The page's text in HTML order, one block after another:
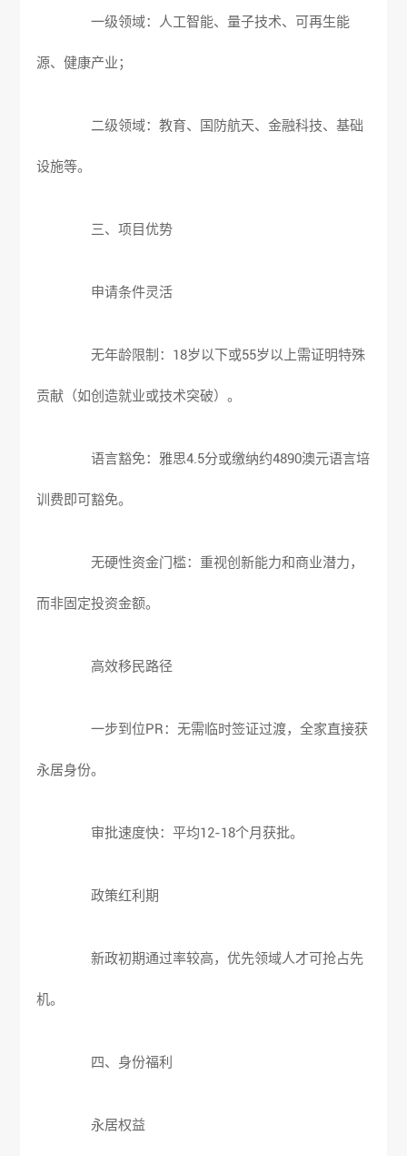
一级领域：人工智能、量子技术、可再生能
源、健康产业；
二级领域：教育、国防航天、金融科技、基础
设施等。
三、项目优势
申请条件灵活
无年龄限制：18岁以下或55岁以上需证明特殊
贡献（如创造就业或技术突破）。
语言豁免：雅思4.5分或缴纳约4890澳元语言培
训费即可豁免。
无硬性资金门槛：重视创新能力和商业潜力，
而非固定投资金额。
高效移民路径
一步到位PR：无需临时签证过渡，全家直接获
永居身份。
审批速度快：平均12-18个月获批。
政策红利期
新政初期通过率较高，优先领域人才可抢占先
机。
四、身份福利
永居权益